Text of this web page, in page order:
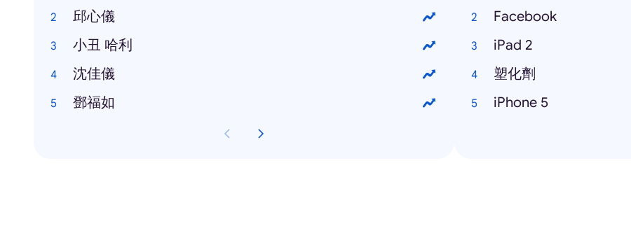
邱心儀
小丑 哈利
沈佳儀
鄧福如
Facebook
iPad 2
塑化劑
iPhone 5